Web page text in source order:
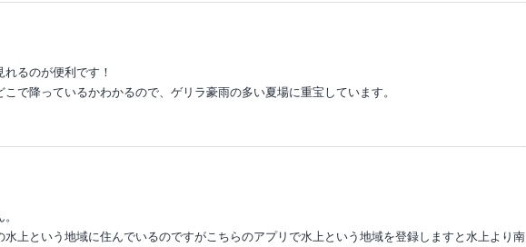
るのが便利です！
こで降っているかわかるので、ゲリラ豪雨の多い夏場に重宝しています。
水上という地域に住んでいるのですがこちらのアプリで水上という地域を登録しますと水上より南